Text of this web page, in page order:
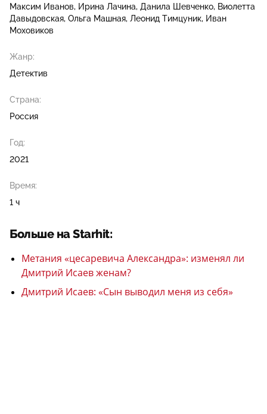
Максим Иванов
Ирина Лачина Данила Шевченко Виолетта
Давыдовская Ольга Машная Леонид Тимцуник Иван
Моховиков
Жанр:
Детектив
Страна:
Россия
Год:
2021
Время:
1 ч
Больше на Starhit:
Метания «цесаревича Александра»: изменял ли
Дмитрий Исаев женам?
Дмитрий Исаев: «Сын выводил меня из себя»